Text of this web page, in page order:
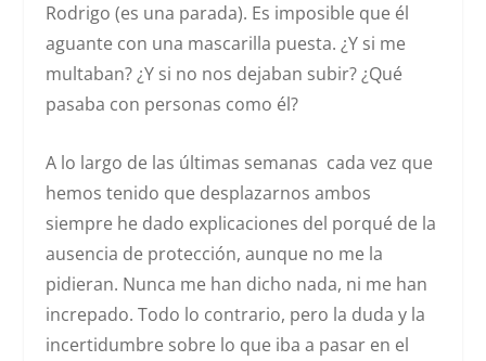
Rodrigo (es una parada). Es imposible que él
aguante con una mascarilla puesta. ¿Y si me
multaban? ¿Y si no nos dejaban subir? ¿Qué
pasaba con personas como él?
A lo largo de las últimas semanas cada vez que
hemos tenido que desplazarnos ambos
siempre he dado explicaciones del porqué de la
ausencia de protección, aunque no me la
pidieran. Nunca me han dicho nada, ni me han
increpado. Todo lo contrario, pero la duda y la
incertidumbre sobre lo que iba a pasar en el